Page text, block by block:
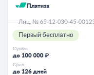
Платиза
Лиц. № 65-12-030-45-
Первый бесплатно
Сумма
до 100 000 ₽
Срок
до 126 дней